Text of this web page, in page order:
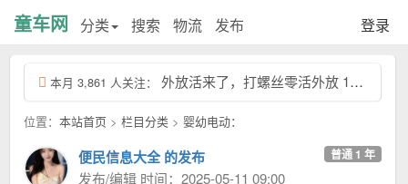
童车网 分类 搜索 物流 发布 登录
本月 3,861 人关注： 外放活来了，打螺丝零活外放 13463931，回复本条信息，查看联系方式...
位置： 本站首页 > 栏目分类 > 婴幼电动：
便民信息大全 的发布 普通 1 年
发布/编辑 时间：2025-05-11 09:00